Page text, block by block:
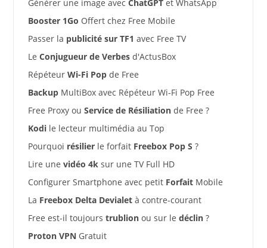
Générer une image avec ChatGPTet WhatsApp
Booster 1Go Offert chez Free Mobile
Passer la publicité sur TF1 avec Free TV
Le Conjugueur de Verbesd'ActusBox
Répéteur Wi-Fi Popde Free
BackupMultiBox avec Répéteur Wi-Fi Pop Free
Free Proxy ou Service de Résiliationde Free ?
Kodile lecteur multimédia au Top
Pourquoi résilierle forfait Freebox Pop S ?
Lire une vidéo 4ksur une TV Full HD
Configurer Smartphone avec petit ForfaitMobile
La Freebox Delta Devialetà contre-courant
Free est-il toujours trublionou sur le déclin?
Proton VPN Gratuit